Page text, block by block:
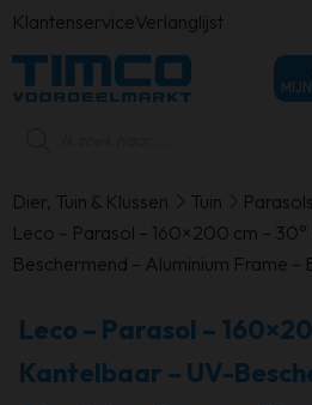
KlantenserviceVerlanglijst
Dier, Tuin & Klussen Tuin
Leco – Parasol – 160×200 cm –
Beschermend – Aluminium Frame –
Leco – Parasol –
Kantelbaar – UV-